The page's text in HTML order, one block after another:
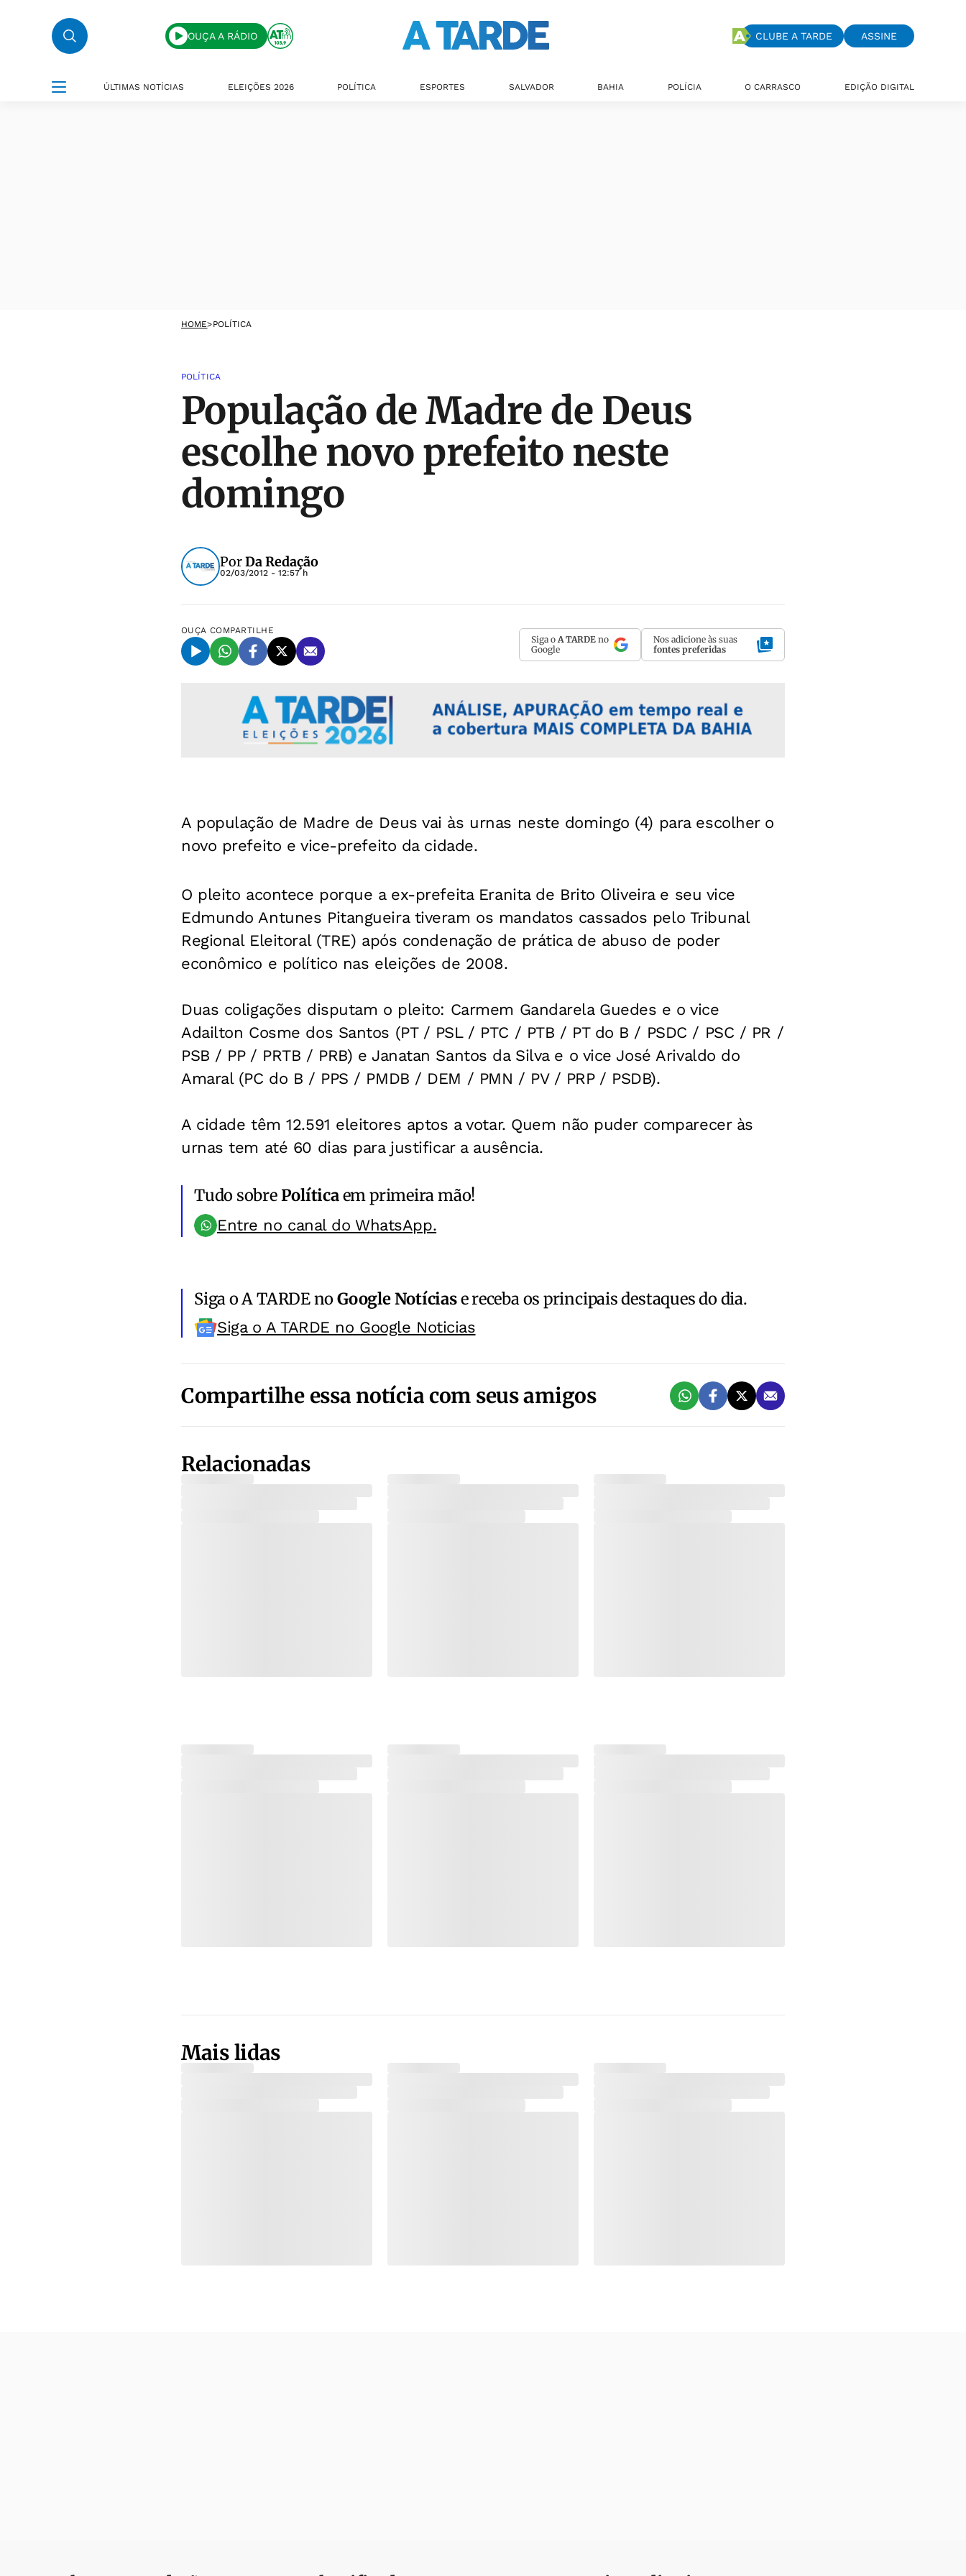
OUÇA A RÁDIO CLUBE A TARDE ASSINE
ÚLTIMAS NOTÍCIAS ELEIÇÕES 2026 POLÍTICA ESPORTES SALVADOR BAHIA POLÍCIA O CARRASCO EDIÇÃO DIGITAL
HOME>POLÍTICA
POLÍTICA
População de Madre de Deus
escolhe novo prefeito neste
domingo
PorDa Redação
02/03/2012 - 12:57 h
OUÇA COMPARTILHE
Siga o A TARDE no
Google
Nos adicione às suas
fontes preferidas
A população de Madre de Deus vai às urnas neste domingo (4) para escolher o
novo prefeito e vice-prefeito da cidade.
O pleito acontece porque a ex-prefeita Eranita de Brito Oliveira e seu vice
Edmundo Antunes Pitangueira tiveram os mandatos cassados pelo Tribunal
Regional Eleitoral (TRE) após condenação de prática de abuso de poder
econômico e político nas eleições de 2008.
Duas coligações disputam o pleito: Carmem Gandarela Guedes e o vice
Adailton Cosme dos Santos (PT / PSL / PTC / PTB / PT do B / PSDC / PSC / PR /
PSB / PP / PRTB / PRB) e Janatan Santos da Silva e o vice José Arivaldo do
Amaral (PC do B / PPS / PMDB / DEM / PMN / PV / PRP / PSDB).
A cidade têm 12.591 eleitores aptos a votar. Quem não puder comparecer às
urnas tem até 60 dias para justificar a ausência.
Tudo sobrePolíticaem primeira mão!
Entre no canal do WhatsApp.
Siga o A TARDE noGoogle Notíciase receba os principais destaques do dia.
Siga o A TARDE no Google Noticias
Compartilhe essa notícia com seus amigos
Relacionadas
Mais lidas